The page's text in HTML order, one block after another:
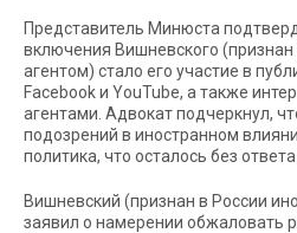
Представитель Минюста
включения Вишневского
агентом) стало его участие в
Facebook и YouTube, а также
агентами. Адвокат подчеркнул,
подозрений в иностранном
политика, что осталось без
Вишневский (признан в России
заявил о намерении обжаловать